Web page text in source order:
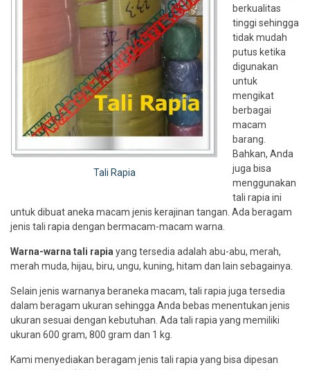
Tali Rapia
berkualitas
tinggi sehingga
tidak mudah
putus ketika
digunakan
untuk
mengikat
berbagai
macam
barang.
Bahkan, Anda
juga bisa
menggunakan
tali rapia ini
untuk dibuat aneka macam jenis kerajinan tangan. Ada beragam
jenis tali rapia dengan bermacam-macam warna.
Warna-warna tali rapia yang tersedia adalah abu-abu, merah,
merah muda, hijau, biru, ungu, kuning, hitam dan lain sebagainya.
Selain jenis warnanya beraneka macam, tali rapia juga tersedia
dalam beragam ukuran sehingga Anda bebas menentukan jenis
ukuran sesuai dengan kebutuhan. Ada tali rapia yang memiliki
ukuran 600 gram, 800 gram dan 1 kg.
Kami menyediakan beragam jenis tali rapia yang bisa dipesan